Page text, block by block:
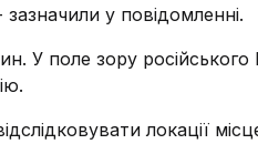
у повідомленні.
У поле зору
локації